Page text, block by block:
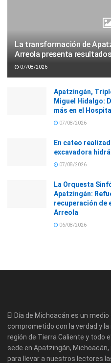
La transformación de
Arreola presenta
07/08/2026
Apatzingán,
Miguel Hidalgo:
más en el
07/08/2026
En cateo
excavadora
07/08/2026
La Orquesta
Apatzingán:
recuperación de
Arreola
06/08/2026
El Día de Michoacán es un
comprometido con la verdad y
región de Tierra Caliente y todo
sede en Apatzingán,
para llevar a nuestros lectores